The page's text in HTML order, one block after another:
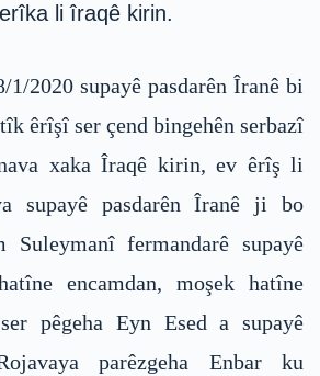
li îraqê kirin.
1/2020 supayê pasdarên Îranê bi
êrîşî ser çend bingehên serbazî
xaka Îraqê kirin, ev êrîş li
supayê pasdarên Îranê ji bo
Suleymanî fermandarê supayê
encamdan, moşek hatîne
pêgeha Eyn Esed a supayê
parêzgeha Enbar ku